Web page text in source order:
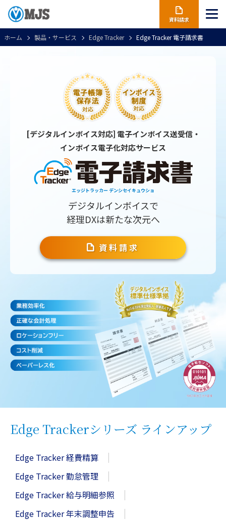
資料請求
ホーム 製品・サービス Edge Tracker Edge Tracker 電子請求書
[デジタルインボイス対応] 電子インボイス送受信・
インボイス電子化対応サービス
エッジトラッカー デンシセイキュウショ
デジタルインボイスで
経理DXは新たな次元へ
資料請求
Edge Trackerシリーズ ラインアップ
Edge Tracker 経費精算
Edge Tracker 勤怠管理
Edge Tracker 給与明細参照
Edge Tracker 年末調整申告